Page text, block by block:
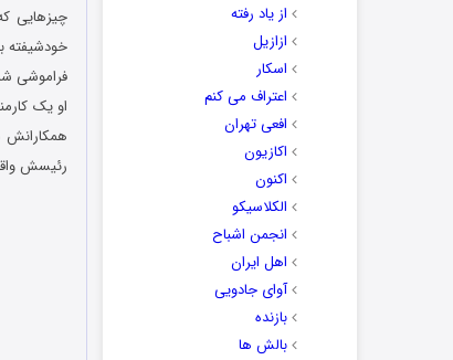
از یاد رفته
ازازیل
اسکار
اعتراف می کنم
افعی تهران
اکازیون
اکنون
الکلاسیکو
انجمن اشباح
اهل ایران
آوای جادویی
بازنده
بالش ها
چیزهایی
خودشیفته
فراموشی
او یک
همکارانش
رئیسش